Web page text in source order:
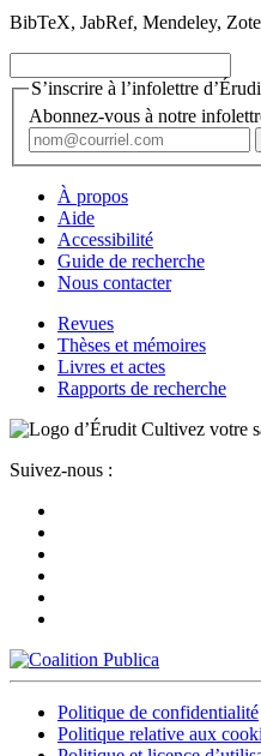
BibTeX, JabRef, Mendeley,
S’inscrire à l’infolettre
Abonnez-vous à notre
À propos
Aide
Accessibilité
Guide de recherche
Nous contacter
Revues
Thèses et mémoires
Livres et actes
Rapports de recherche
Cultivez votre
Suivez-nous :
Politique de confidentialité
Politique relative aux